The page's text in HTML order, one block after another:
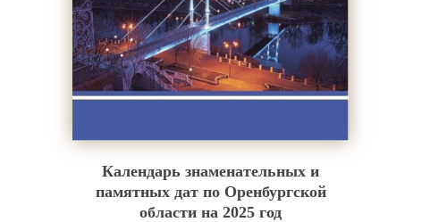
Календарь знаменательных и
памятных дат по Оренбургской
области на 2025 год